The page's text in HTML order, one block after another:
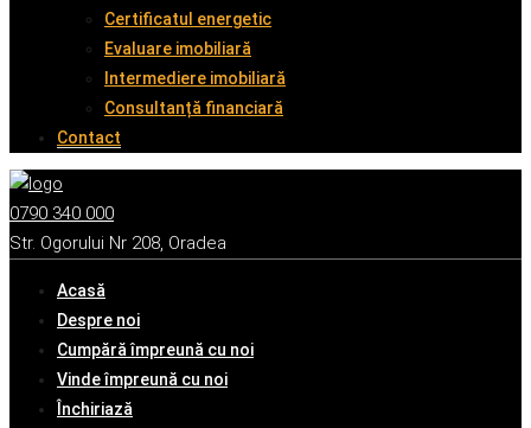
Certificatul energetic
Evaluare imobiliară
Intermediere imobiliară
Consultanță financiară
Contact
0790 340 000
Str. Ogorului Nr 208, Oradea
Acasă
Despre noi
Cumpără împreună cu noi
Vinde împreună cu noi
Închiriază